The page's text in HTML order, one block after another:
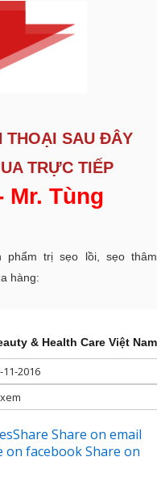
THOẠI SAU ĐÂY
TRỰC TIẾP
Mr. Tùng
trị sẹo lồi, sẹo thâm
hàng:
& Health Care Việt Nam
2016
Share Share on email
on facebookShare on